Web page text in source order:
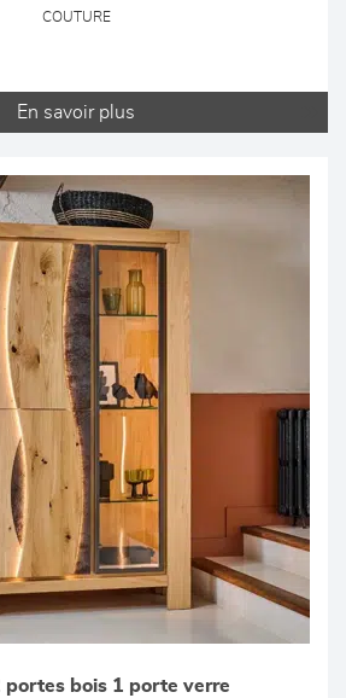
COUTURE
En savoir plus
bois 1 porte verre